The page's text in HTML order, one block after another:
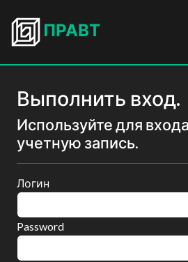
ПРАВТ
Выполнить вход.
Используйте для
учетную запись.
Логин
Password